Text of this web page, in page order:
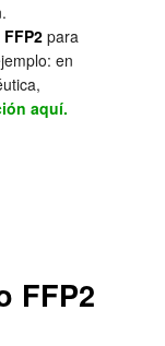
para
en
aquí.
FFP2